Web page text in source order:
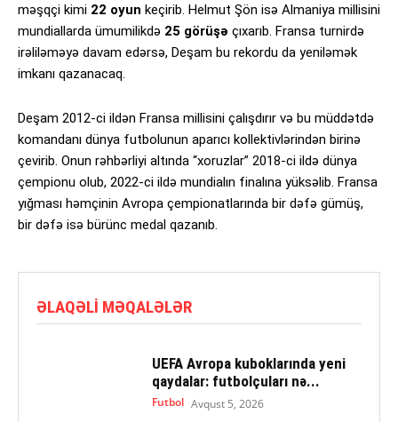
məşqçi kimi 22 oyun keçirib. Helmut Şön isə Almaniya millisini
mundiallarda ümumilikdə 25 görüşə çıxarıb. Fransa turnirdə
irəliləməyə davam edərsə, Deşam bu rekordu da yeniləmək
imkanı qazanacaq.
Deşam 2012-ci ildən Fransa millisini çalışdırır və bu müddətdə
komandanı dünya futbolunun aparıcı kollektivlərindən birinə
çevirib. Onun rəhbərliyi altında “xoruzlar” 2018-ci ildə dünya
çempionu olub, 2022-ci ildə mundialın finalına yüksəlib. Fransa
yığması həmçinin Avropa çempionatlarında bir dəfə gümüş,
bir dəfə isə bürünc medal qazanıb.
ƏLAQƏLI MƏQALƏLƏR
UEFA Avropa kuboklarında yeni
qaydalar: futbolçuları nə...
Futbol Avqust 5, 2026